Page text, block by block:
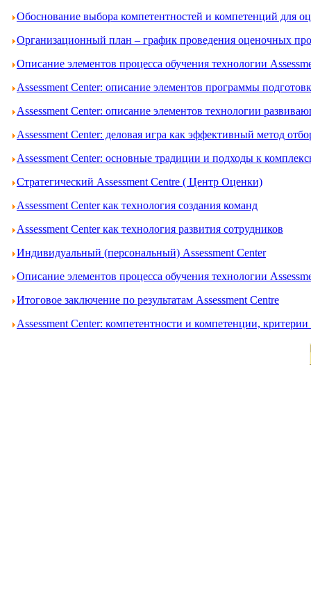
Обоснование выбора компетентностей и компетенций для
Организационный план – график проведения оценочных
Описание элементов процесса обучения технологии
Assessment Center: описание элементов программы
Assessment Center: описание элементов технологии
Assessment Center: деловая игра как эффективный метод
Assessment Center: основные традиции и подходы к
Стратегический Assessment Centre ( Центр Оценки)
Assessment Center как технология создания команд
Assessment Center как технология развития сотрудников
Индивидуальный (персональный) Assessment Center
Описание элементов процесса обучения технологии
Итоговое заключение по результатам Assessment Centre
Assessment Center: компетентности и компетенции,